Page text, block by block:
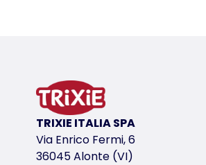
variante di prodotto
variante di prodotto:
Misure
38 cm
TRIXIE ITALIA SPA
Via Enrico Fermi, 6
36045 Alonte (VI)